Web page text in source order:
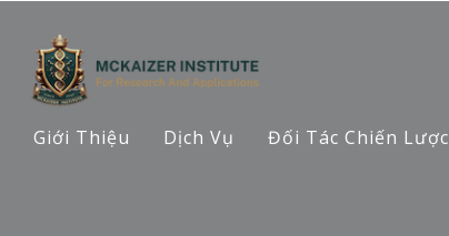
Giới Thiệu Dịch Vụ Đối Tác Chiến Lược